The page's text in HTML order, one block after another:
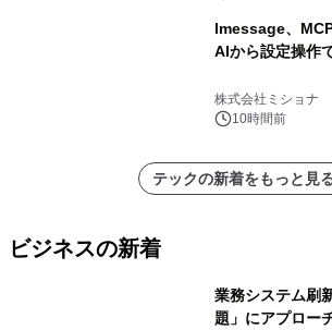
lmessage、
AIから設定操作
株式会社ミショナ
10時間前
テックの新着をもっと見
ビジネスの新着
業務システム刷
題」にアプロー